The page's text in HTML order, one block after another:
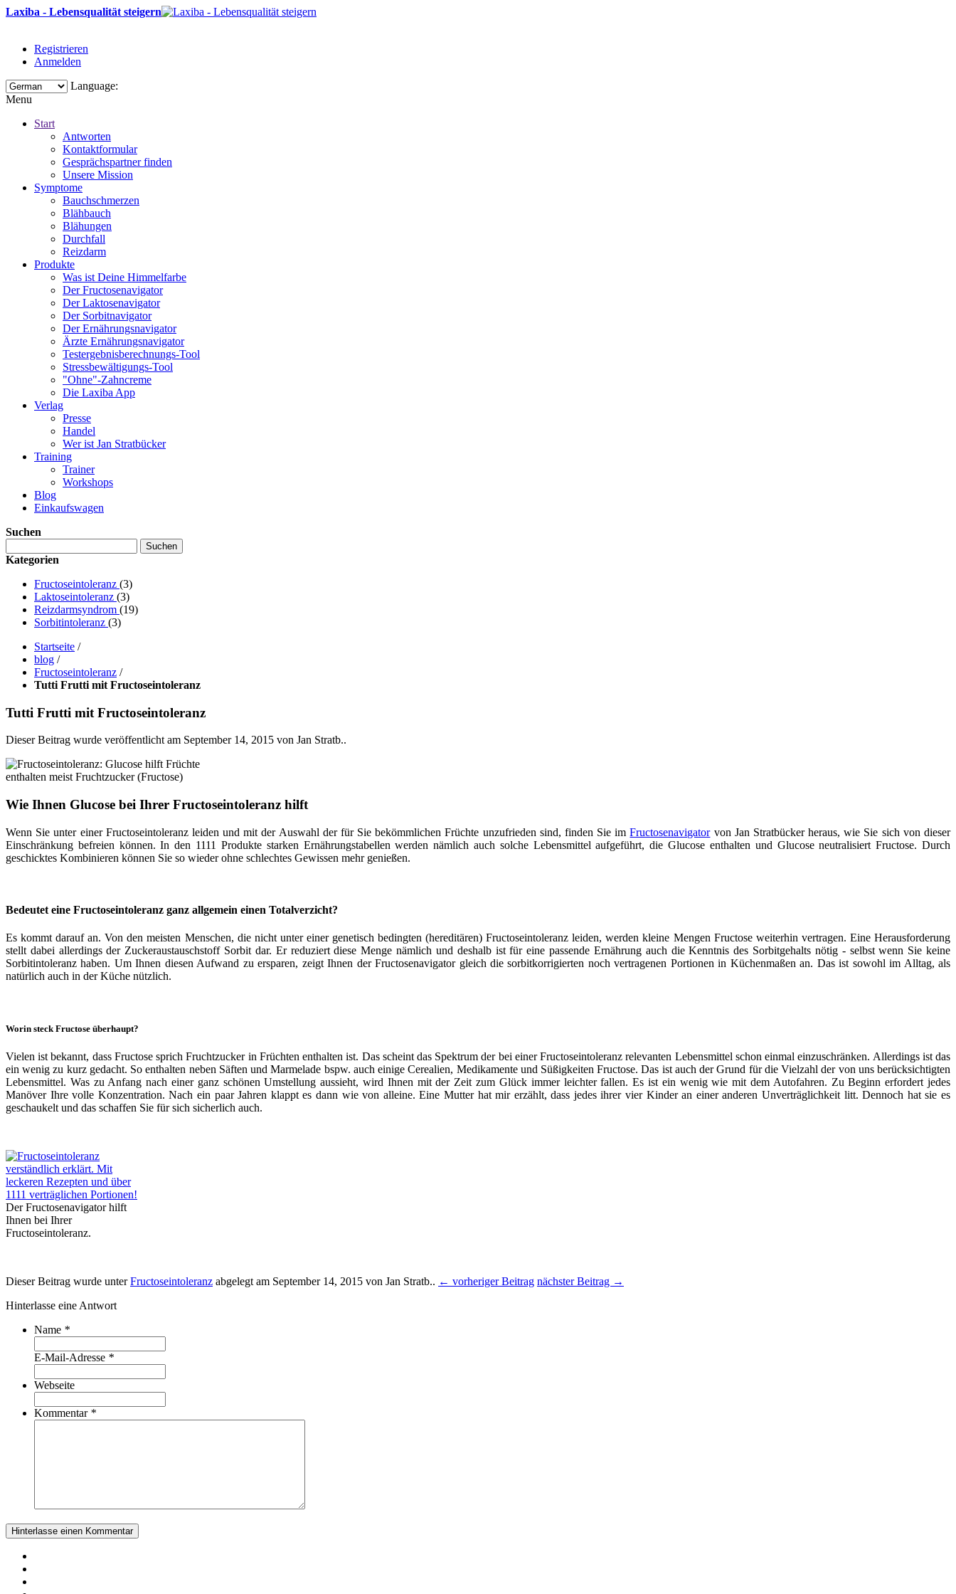
Laxiba - Lebensqualität steigern
Registrieren
Anmelden
Language:
Menu
Start
Antworten
Kontaktformular
Gesprächspartner finden
Unsere Mission
Symptome
Bauchschmerzen
Blähbauch
Blähungen
Durchfall
Reizdarm
Produkte
Was ist Deine Himmelfarbe
Der Fructosenavigator
Der Laktosenavigator
Der Sorbitnavigator
Der Ernährungsnavigator
Ärzte Ernährungsnavigator
Testergebnisberechnungs-Tool
Stressbewältigungs-Tool
"Ohne"-Zahncreme
Die Laxiba App
Verlag
Presse
Handel
Wer ist Jan Stratbücker
Training
Trainer
Workshops
Blog
Einkaufswagen
Suchen
Suchen
Kategorien
Fructoseintoleranz (3)
Laktoseintoleranz (3)
Reizdarmsyndrom (19)
Sorbitintoleranz (3)
Startseite /
blog /
Fructoseintoleranz /
Tutti Frutti mit Fructoseintoleranz
Tutti Frutti mit Fructoseintoleranz
Dieser Beitrag wurde veröffentlicht am September 14, 2015 von Jan Stratb..
Früchte
enthalten meist Fruchtzucker (Fructose)
Wie Ihnen Glucose bei Ihrer Fructoseintoleranz hilft
Wenn Sie unter einer Fructoseintoleranz leiden und mit der Auswahl der für Sie bekömmlichen Früchte unzufrieden sind, finden Sie imFructosenavigatorvon Jan Stratbücker heraus, wie Sie sich von dieser
Einschränkung befreien können. In den 1111 Produkte starken Ernährungstabellen werden nämlich auch solche Lebensmittel aufgeführt, die Glucose enthalten und Glucose neutralisiert Fructose. Durch
geschicktes Kombinieren können Sie so wieder ohne schlechtes Gewissen mehr genießen.
Bedeutet eine Fructoseintoleranz ganz allgemein einen Totalverzicht?
Es kommt darauf an. Von den meisten Menschen, die nicht unter einer genetisch bedingten (hereditären) Fructoseintoleranz leiden, werden kleine Mengen Fructose weiterhin vertragen. Eine Herausforderung
stellt dabei allerdings der Zuckeraustauschstoff Sorbit dar. Er reduziert diese Menge nämlich und deshalb ist für eine passende Ernährung auch die Kenntnis des Sorbitgehalts nötig - selbst wenn Sie keine
Sorbitintoleranz haben. Um Ihnen diesen Aufwand zu ersparen, zeigt Ihnen der Fructosenavigator gleich die sorbitkorrigierten noch vertragenen Portionen in Küchenmaßen an. Das ist sowohl im Alltag, als
natürlich auch in der Küche nützlich.
Worin steck Fructose überhaupt?
Vielen ist bekannt, dass Fructose sprich Fruchtzucker in Früchten enthalten ist. Das scheint das Spektrum der bei einer Fructoseintoleranz relevanten Lebensmittel schon einmal einzuschränken. Allerdings ist das
ein wenig zu kurz gedacht. So enthalten neben Säften und Marmelade bspw. auch einige Cerealien, Medikamente und Süßigkeiten Fructose. Das ist auch der Grund für die Vielzahl der von uns berücksichtigten
Lebensmittel. Was zu Anfang nach einer ganz schönen Umstellung aussieht, wird Ihnen mit der Zeit zum Glück immer leichter fallen. Es ist ein wenig wie mit dem Autofahren. Zu Beginn erfordert jedes
Manöver Ihre volle Konzentration. Nach ein paar Jahren klappt es dann wie von alleine. Eine Mutter hat mir erzählt, dass jedes ihrer vier Kinder an einer anderen Unverträglichkeit litt. Dennoch hat sie es
geschaukelt und das schaffen Sie für sich sicherlich auch.
Der Fructosenavigator hilft
Ihnen bei Ihrer
Fructoseintoleranz.
Dieser Beitrag wurde unterFructoseintoleranz abgelegt am September 14, 2015 von Jan Stratb.. ← vorheriger Beitrag nächster Beitrag →
Hinterlasse eine Antwort
Name *
E-Mail-Adresse *
Webseite
Kommentar *
Hinterlasse einen Kommentar